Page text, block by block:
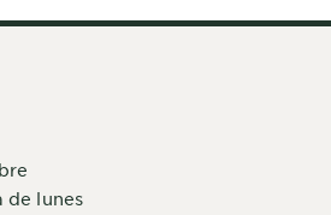
de lunes